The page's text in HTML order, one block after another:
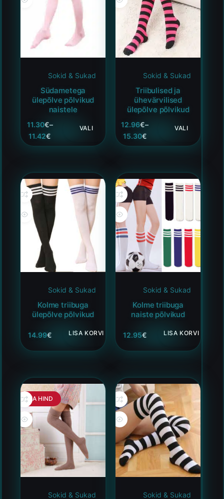
Sokid & Sukad
Südametega
ülepõlve põlvikud
naistele
11.30€–
11.42€
VALI
Sokid & Sukad
Triibulised ja
ühevärvilised
ülepõlve põlvikud
12.96€–
15.30€
VALI
Sokid & Sukad
Kolme triibuga
ülepõlve põlvikud
14.99€ LISA KORVI
Sokid & Sukad
Kolme triibuga
naiste põlvikud
12.95€ LISA KORVI
HEA HIND
Sokid & Sukad Sokid & Sukad